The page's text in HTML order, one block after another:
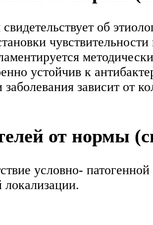
об
устойчив к
зависит от
от нормы
условно-
локализации.